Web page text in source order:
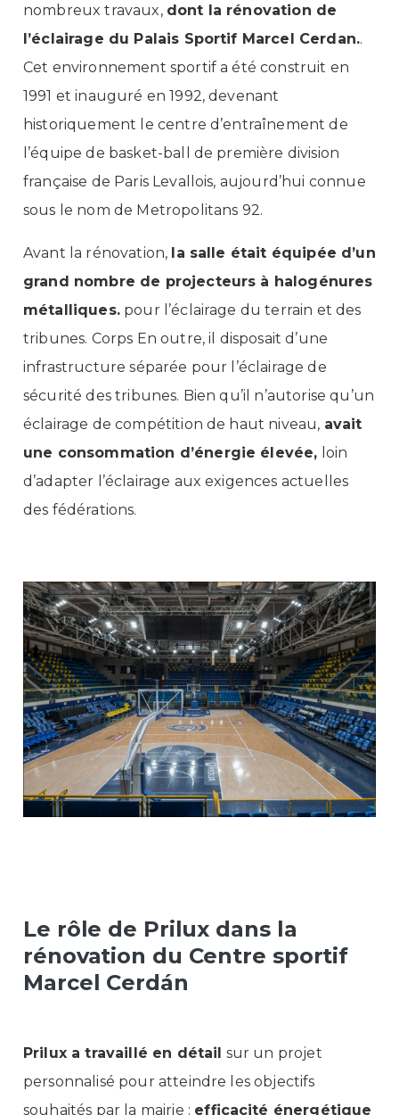
nombreux travaux, dont la rénovation de
l’éclairage du Palais Sportif Marcel Cerdan..
Cet environnement sportif a été construit en
1991 et inauguré en 1992, devenant
historiquement le centre d’entraînement de
l’équipe de basket-ball de première division
française de Paris Levallois, aujourd’hui connue
sous le nom de Metropolitans 92.
Avant la rénovation, la salle était équipée d’un
grand nombre de projecteurs à halogénures
métalliques.pour l’éclairage du terrain et des
tribunes. Corps En outre, il disposait d’une
infrastructure séparée pour l’éclairage de
sécurité des tribunes. Bien qu’il n’autorise qu’un
éclairage de compétition de haut niveau, avait
une consommation d’énergie élevée, loin
d’adapter l’éclairage aux exigences actuelles
des fédérations.
Le rôle de Prilux dans la
rénovation du Centre sportif
Marcel Cerdán
Prilux a travaillé en détail sur un projet
personnalisé pour atteindre les objectifs
souhaités par la mairie : efficacité énergétique